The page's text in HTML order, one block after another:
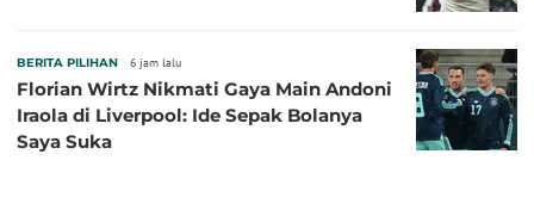
BERITA PILIHAN 6 jam lalu
Florian Wirtz Nikmati Gaya Main Andoni
Iraola di Liverpool: Ide Sepak Bolanya
Saya Suka